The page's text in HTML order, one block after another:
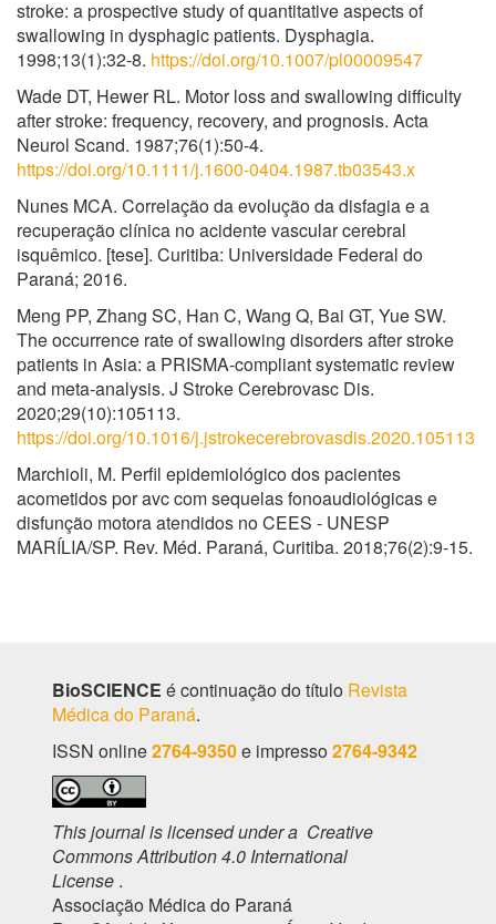
stroke: a prospective study of quantitative aspects of
swallowing in dysphagic patients. Dysphagia.
1998;13(1):32-8. https://doi.org/10.1007/pl00009547
Wade DT, Hewer RL. Motor loss and swallowing difficulty
after stroke: frequency, recovery, and prognosis. Acta
Neurol Scand. 1987;76(1):50-4.
https://doi.org/10.1111/j.1600-0404.1987.tb03543.x
Nunes MCA. Correlação da evolução da disfagia e a
recuperação clínica no acidente vascular cerebral
isquêmico. [tese]. Curitiba: Universidade Federal do
Paraná; 2016.
Meng PP, Zhang SC, Han C, Wang Q, Bai GT, Yue SW.
The occurrence rate of swallowing disorders after stroke
patients in Asia: a PRISMA-compliant systematic review
and meta-analysis. J Stroke Cerebrovasc Dis.
2020;29(10):105113.
https://doi.org/10.1016/j.jstrokecerebrovasdis.2020.105113
Marchioli, M. Perfil epidemiológico dos pacientes
acometidos por avc com sequelas fonoaudiológicas e
disfunção motora atendidos no CEES - UNESP
MARÍLIA/SP. Rev. Méd. Paraná, Curitiba. 2018;76(2):9-15.
BioSCIENCE é continuação do título Revista
Médica do Paraná.
ISSN online2764-9350e impresso 2764-9342
This journal is licensed under a Creative
Commons Attribution 4.0 International
License .
Associação Médica do Paraná